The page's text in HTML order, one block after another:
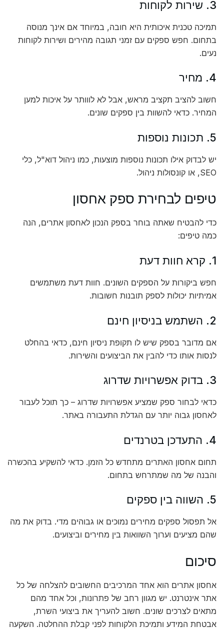
3. שירות לקוחות
תמיכה טכנית איכותית היא חובה, במיוחד אם אינך מנוסה
בתחום. חפש ספקים עם זמני תגובה מהירים ושירות לקוחות
נעים.
4. מחיר
חשוב להציב תקציב מראש, אבל לא לווותר על איכות למען
המחיר. כדאי להשוות בין ספקים שונים.
5. תכונות נוספות
יש לבדוק אילו תכונות נוספות מוצעות, כמו ניהול דוא"ל, כלי
SEO, או קונסולות ניהול.
טיפים לבחירת ספק אחסון
כדי להבטיח שאתה בוחר בספק הנכון לאחסון אתרים, הנה
כמה טיפים:
1. קרא חוות דעת
חפש ביקורות על הספקים השונים. חוות דעת משתמשים
אמיתיות יכולות לספק תובנות חשובות.
2. השתמש בניסיון חינם
אם מדובר בספק שיש לו תקופת ניסיון חינם, כדאי בהחלט
לנסות אותו כדי להבין את הביצועים והשירות.
3. בדוק אפשרויות שדרוג
כדאי לבחור ספק שמציע אפשרויות שדרוג – כך תוכל לעבור
לאחסון גבוה יותר עם הגדלת התעבורה באתר.
4. התעדכן בטרנדים
תחום אחסון האתרים מתחדש כל הזמן. כדאי להשקיע בהכשרה
והבנה של מה שמתרחש בתחום.
5. השווה בין ספקים
אל תפסול ספקים מחירים נמוכים או גבוהים מדי. בדוק את מה
שהם מציעים וערוך השוואות בין מחירים וביצועים.
סיכום
אחסון אתרים הוא אחד המרכיבים החשובים להצלחה של כל
אתר אינטרנט. יש מגוון רחב של פתרונות, וכל אחד מהם
מתאים לצרכים שונים. חשוב להעריך את ביצועי השרת,
אבטחת המידע ותמיכת הלקוחות לפני קבלת ההחלטה. השקעה